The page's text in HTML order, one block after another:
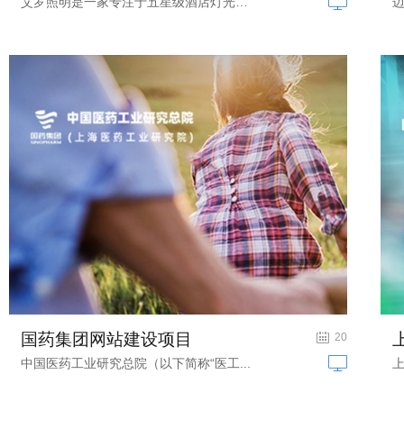
医药网站建设
国药集团网站建设项目
中国医药工业研究总院（以下简称“医工...
20